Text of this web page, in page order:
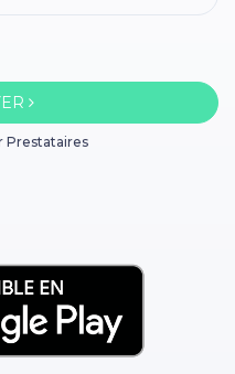
Prestataires